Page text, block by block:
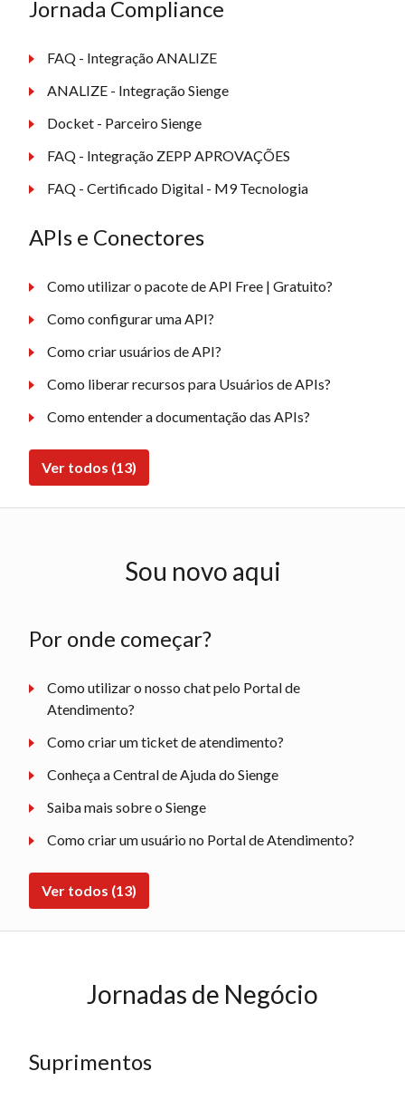
Jornada Compliance
FAQ - Integração ANALIZE
ANALIZE - Integração Sienge
Docket - Parceiro Sienge
FAQ - Integração ZEPP APROVAÇÕES
FAQ - Certificado Digital - M9 Tecnologia
APIs e Conectores
Como utilizar o pacote de API Free | Gratuito?
Como configurar uma API?
Como criar usuários de API?
Como liberar recursos para Usuários de APIs?
Como entender a documentação das APIs?
Ver todos (13)
Sou novo aqui
Por onde começar?
Como utilizar o nosso chat pelo Portal de
Atendimento?
Como criar um ticket de atendimento?
Conheça a Central de Ajuda do Sienge
Saiba mais sobre o Sienge
Como criar um usuário no Portal de Atendimento?
Ver todos (13)
Jornadas de Negócio
Suprimentos